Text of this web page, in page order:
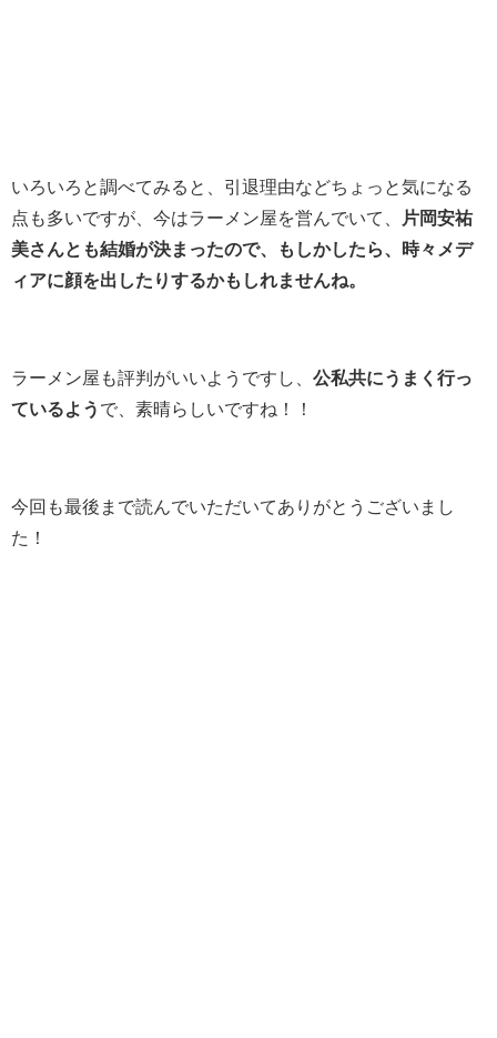
いろいろと調べてみると、引退理由などちょっと気になる
点も多いですが、今はラーメン屋を営んでいて、
片岡安祐
美さんとも結婚が決まったので、もしかしたら、時々メデ
ィアに顔を出したりするかもしれませんね。
ラーメン屋も評判がいいようですし、 公私共にうまく行っ
ているよう で、素晴らしいですね！！
今回も最後まで読んでいただいてありがとうございまし
た！